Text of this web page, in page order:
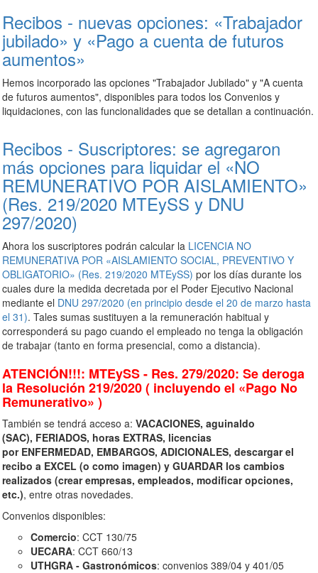
Recibos - nuevas opciones: «Trabajador
jubilado» y «Pago a cuenta de futuros
aumentos»
Hemos incorporado las opciones "Trabajador Jubilado" y "A cuenta
de futuros aumentos", disponibles para todos los Convenios y
liquidaciones, con las funcionalidades que se detallan a continuación.
Recibos - Suscriptores: se agregaron
más opciones para liquidar el «NO
REMUNERATIVO POR AISLAMIENTO»
(Res. 219/2020 MTEySS y DNU
297/2020)
Ahora los suscriptores podrán calcular la LICENCIA NO
REMUNERATIVA POR «AISLAMIENTO SOCIAL, PREVENTIVO Y
OBLIGATORIO» (Res. 219/2020 MTEySS) por los días durante los
cuales dure la medida decretada por el Poder Ejecutivo Nacional
mediante el DNU 297/2020 (en principio desde el 20 de marzo hasta
el 31). Tales sumas sustituyen a la remuneración habitual y
corresponderá su pago cuando el empleado no tenga la obligación
de trabajar (tanto en forma presencial, como a distancia).
ATENCIÓN!!!: MTEySS - Res. 279/2020: Se deroga
la Resolución 219/2020 ( incluyendo el «Pago No
Remunerativo» )
También se tendrá acceso a: VACACIONES, aguinaldo
(SAC), FERIADOS, horas EXTRAS, licencias
por ENFERMEDAD, EMBARGOS, ADICIONALES, descargar el
recibo a EXCEL (o como imagen) y GUARDAR los cambios
realizados (crear empresas, empleados, modificar opciones,
etc.), entre otras novedades.
Convenios disponibles:
Comercio: CCT 130/75
UECARA: CCT 660/13
UTHGRA - Gastronómicos: convenios 389/04 y 401/05